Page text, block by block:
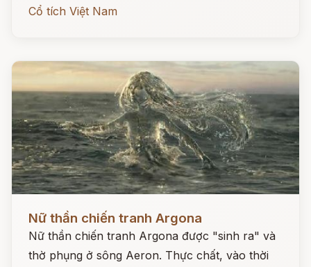
Cổ tích Việt Nam
Nữ thần chiến tranh Argona
Nữ thần chiến tranh Argona được "sinh ra" và
thờ phụng ở sông Aeron. Thực chất, vào thời